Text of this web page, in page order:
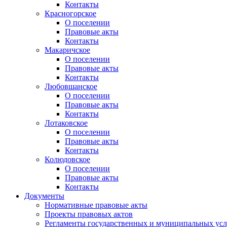
Контакты
Красногорское
О поселении
Правовые акты
Контакты
Макаричское
О поселении
Правовые акты
Контакты
Любовшанское
О поселении
Правовые акты
Контакты
Лотаковское
О поселении
Правовые акты
Контакты
Колюдовское
О поселении
Правовые акты
Контакты
Документы
Нормативные правовые акты
Проекты правовых актов
Регламенты государственных и муниципальных